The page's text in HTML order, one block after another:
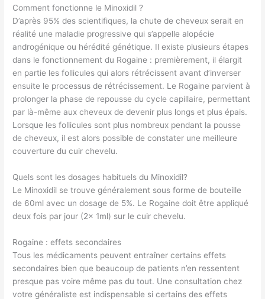
Comment fonctionne le Minoxidil ?
D’après 95% des scientifiques, la chute de cheveux serait en
réalité une maladie progressive qui s’appelle alopécie
androgénique ou hérédité génétique. Il existe plusieurs étapes
dans le fonctionnement du Rogaine : premièrement, il élargit
en partie les follicules qui alors rétrécissent avant d’inverser
ensuite le processus de rétrécissement. Le Rogaine parvient à
prolonger la phase de repousse du cycle capillaire, permettant
par là-même aux cheveux de devenir plus longs et plus épais.
Lorsque les follicules sont plus nombreux pendant la pousse
de cheveux, il est alors possible de constater une meilleure
couverture du cuir chevelu.
Quels sont les dosages habituels du Minoxidil?
Le Minoxidil se trouve généralement sous forme de bouteille
de 60ml avec un dosage de 5%. Le Rogaine doit être appliqué
deux fois par jour (2x 1ml) sur le cuir chevelu.
Rogaine : effets secondaires
Tous les médicaments peuvent entraîner certains effets
secondaires bien que beaucoup de patients n’en ressentent
presque pas voire même pas du tout. Une consultation chez
votre généraliste est indispensable si certains des effets